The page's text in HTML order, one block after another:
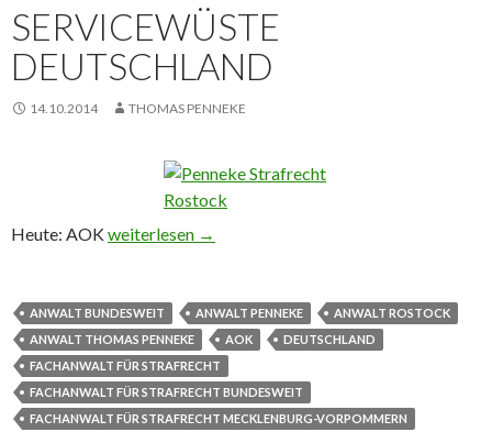
SERVICEWÜSTE
DEUTSCHLAND
14.10.2014 THOMAS PENNEKE
Heute: AOKServicewüste Deutschland
weiterlesen →
ANWALT BUNDESWEIT ANWALT PENNEKE
ANWALT ROSTOCK
ANWALT THOMAS PENNEKE
AOK
DEUTSCHLAND
FACHANWALT FÜR STRAFRECHT
FACHANWALT FÜR STRAFRECHT BUNDESWEIT
FACHANWALT FÜR STRAFRECHT MECKLENBURG-VORPOMMERN